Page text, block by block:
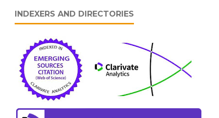
INDEXERS AND DIRECTORIES